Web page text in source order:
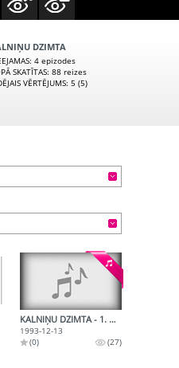
DZIMTA
: 4 epizodes
SKATĪTAS: 88 reizes
VĒRTĒJUMS: 5 (5)
KALNIŅU DZIMTA - 1. RAIDĪJUMS. ALFRĒDA KALNIŅA MŪZIKA
1993-12-13
(0)
(27)